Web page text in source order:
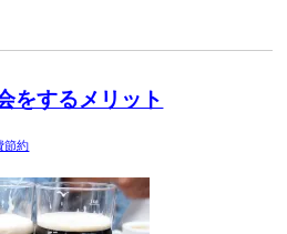
をするメリット
節約